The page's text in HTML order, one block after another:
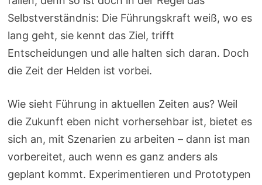
Selbstverständnis: Die Führungskraft weiß, wo es
lang geht, sie kennt das Ziel, trifft
Entscheidungen und alle halten sich daran. Doch
die Zeit der Helden ist vorbei.
Wie sieht Führung in aktuellen Zeiten aus? Weil
die Zukunft eben nicht vorhersehbar ist, bietet es
sich an, mit Szenarien zu arbeiten – dann ist man
vorbereitet, auch wenn es ganz anders als
geplant kommt. Experimentieren und Prototypen